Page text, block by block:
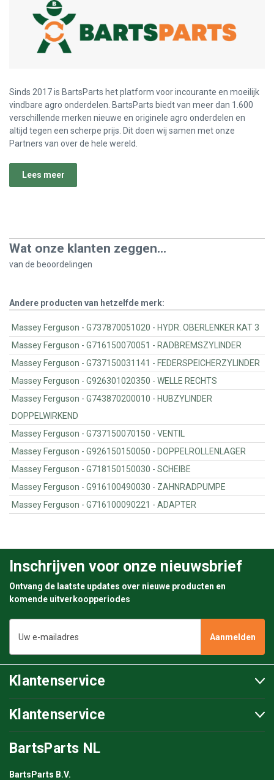
Sinds 2017 is BartsParts het platform voor incourante en moeilijk
vindbare agro onderdelen. BartsParts biedt van meer dan 1.600
verschillende merken nieuwe en originele agro onderdelen en
altijd tegen een scherpe prijs. Dit doen wij samen met onze
Partners van over de hele wereld.
Lees meer
Wat onze klanten zeggen...
van de beoordelingen
Andere producten van hetzelfde merk:
Massey Ferguson - G737870051020 - HYDR. OBERLENKER KAT 3
Massey Ferguson - G716150070051 - RADBREMSZYLINDER
Massey Ferguson - G737150031141 - FEDERSPEICHERZYLINDER
Massey Ferguson - G926301020350 - WELLE RECHTS
Massey Ferguson - G743870200010 - HUBZYLINDER
DOPPELWIRKEND
Massey Ferguson - G737150070150 - VENTIL
Massey Ferguson - G926150150050 - DOPPELROLLENLAGER
Massey Ferguson - G718150150030 - SCHEIBE
Massey Ferguson - G916100490030 - ZAHNRADPUMPE
Massey Ferguson - G716100090221 - ADAPTER
Inschrijven voor onze nieuwsbrief
Ontvang de laatste updates over nieuwe producten en
komende uitverkoopperiodes
mailadres
Klantenservice
Klantenservice
BartsParts NL
BartsParts B.V.